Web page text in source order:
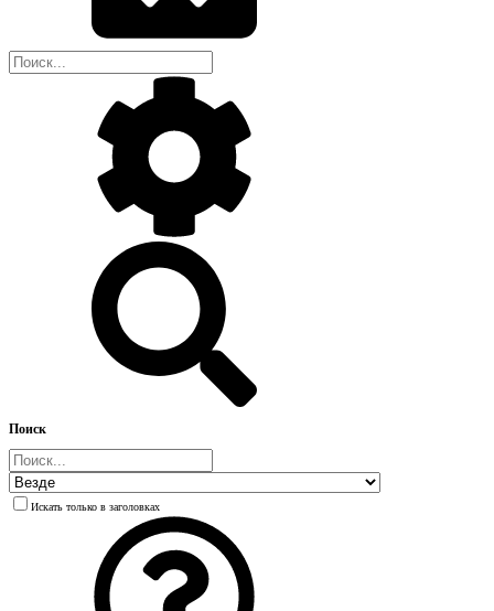
Поиск
Искать только в заголовках